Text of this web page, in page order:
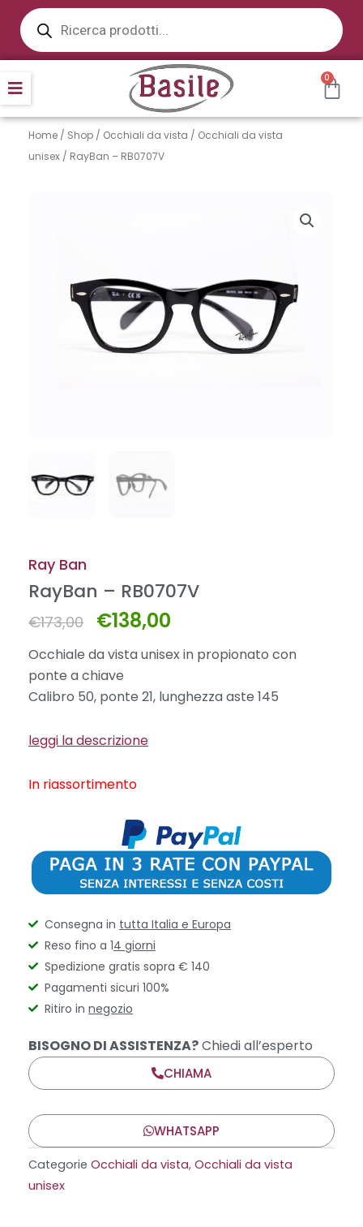
contenuto
Products
search
0
Home / Shop / Occhiali da vista / Occhiali da vista
unisex / RayBan – RB0707V
Ray Ban
RayBan – RB0707V
€173,00
Il
originale
era:
€173,00.
€138,00
attuale
€138,00.
Occhiale da vista unisex in propionato con
ponte a chiave
Calibro 50, ponte 21, lunghezza aste 145
leggi la descrizione
In riassortimento
Consegna in tutta Italia e Europa
Reso fino a 14 giorni
Spedizione gratis sopra € 140
Pagamenti sicuri 100%
Ritiro in negozio
BISOGNO DI ASSISTENZA?Chiedi all’esperto
CHIAMA
WHATSAPP
Categorie Occhiali da vista, Occhiali da vista
unisex